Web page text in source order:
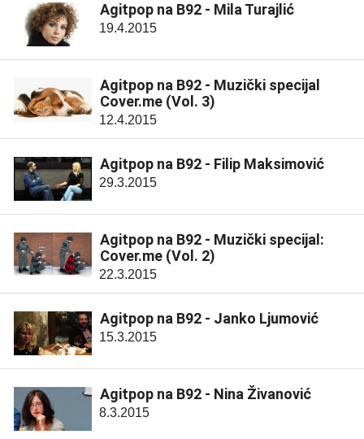
Agitpop na B92 - Mila Turajlić
19.4.2015
Agitpop na B92 - Muzički specijal
Cover.me (Vol. 3)
12.4.2015
Agitpop na B92 - Filip Maksimović
29.3.2015
Agitpop na B92 - Muzički specijal:
Cover.me (Vol. 2)
22.3.2015
Agitpop na B92 - Janko Ljumović
15.3.2015
Agitpop na B92 - Nina Živanović
8.3.2015